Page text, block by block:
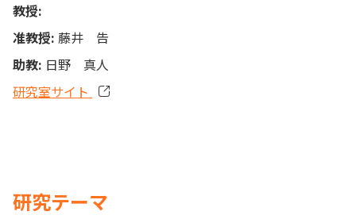
教授:
准教授: 藤井 告
助教: 日野 真人
研究室サイト
研究テーマ